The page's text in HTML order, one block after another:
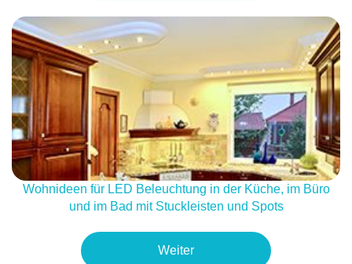
Wohnideen für LED Beleuchtung in der Küche, im Büro
und im Bad mit Stuckleisten und Spots
Weiter